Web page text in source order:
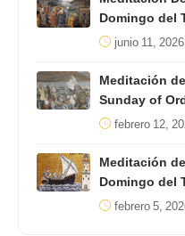
Domingo del
junio 11, 2026
Meditación
Sunday of
febrero 12,
Meditación
Domingo del
febrero 5,